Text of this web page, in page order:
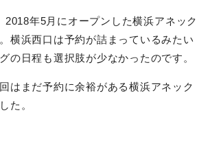
2018年5月にオープンした横浜アネック
横浜西口は予約が詰まっているみたい
の日程も選択肢が少なかったのです。
はまだ予約に余裕がある横浜アネック
た。